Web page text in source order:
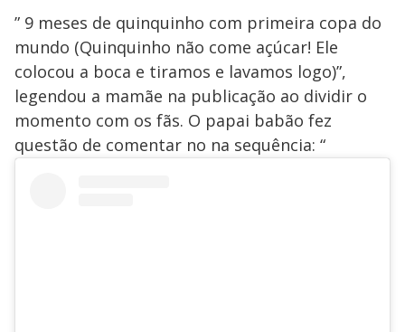
” 9 meses de quinquinho com primeira copa do
mundo (Quinquinho não come açúcar! Ele
colocou a boca e tiramos e lavamos logo)”,
legendou a mamãe na publicação ao dividir o
momento com os fãs. O papai babão fez
questão de comentar no na sequência: “